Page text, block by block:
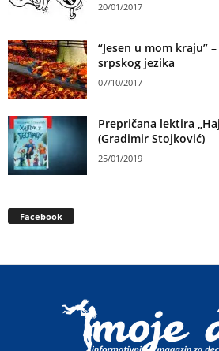
20/01/2017
“Jesen u mom kraju”
srpskog jezika
07/10/2017
Prepričana lektira
(Gradimir Stojković)
25/01/2019
Facebook